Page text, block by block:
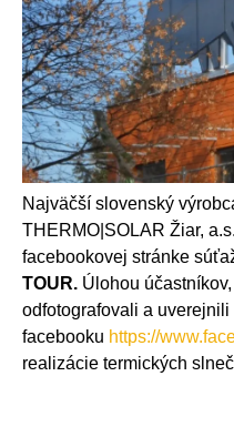
Najväčší slovenský
THERMO|SOLAR Žiar,
facebookovej stránke
TOUR. Úlohou
odfotografovali a uverejnili
facebooku https://
realizácie termických